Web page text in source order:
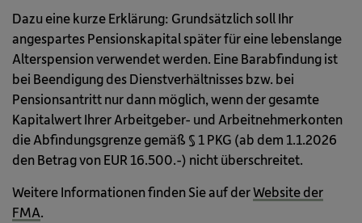
Dazu eine kurze Erklärung: Grundsätzlich soll Ihr
angespartes Pensionskapital später für eine lebenslange
Alterspension verwendet werden. Eine Barabfindung ist
bei Beendigung des Dienstverhältnisses bzw. bei
Pensionsantritt nur dann möglich, wenn der gesamte
Kapitalwert Ihrer Arbeitgeber- und Arbeitnehmerkonten
die Abfindungsgrenze gemäß § 1 PKG (ab dem 1.1.2026
den Betrag von EUR 16.500.-) nicht überschreitet.
Weitere Informationen finden Sie auf derWebsite der
FMA.